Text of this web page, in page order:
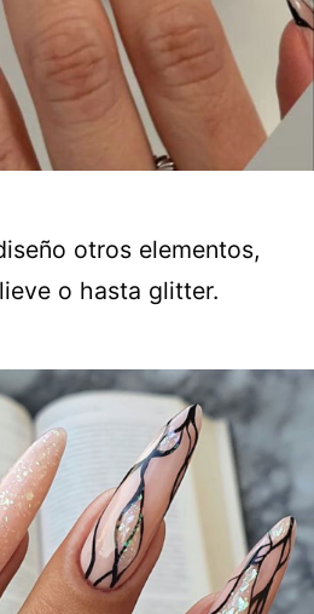
otros elementos,
o hasta glitter.